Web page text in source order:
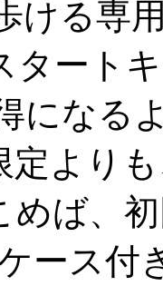
ける専
タート
になる
定より
めば、
ース付